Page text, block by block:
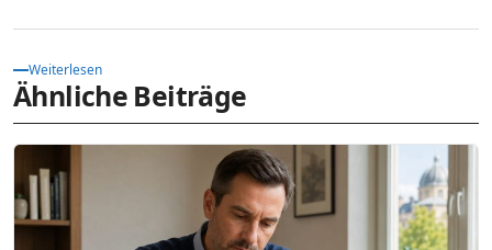
Weiterlesen
Ähnliche Beiträge